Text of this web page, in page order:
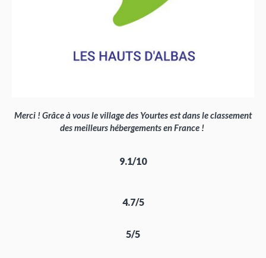
Merci ! Grâce à vous le village des Yourtes est dans le classement
des meilleurs hébergements en France !
9.1/10
4.7/5
5/5